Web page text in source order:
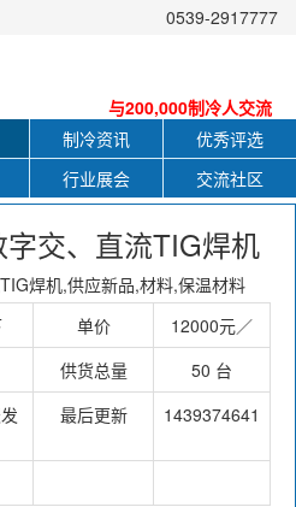
0539-2917777
与200,000制冷人交流
制冷资讯
优秀评选
行业展会 交流社区
交、直流TIG焊机
焊机,供应新品,材料,保温材料
单价
12000元／
供货总量
50 台
最后更新 1439374641